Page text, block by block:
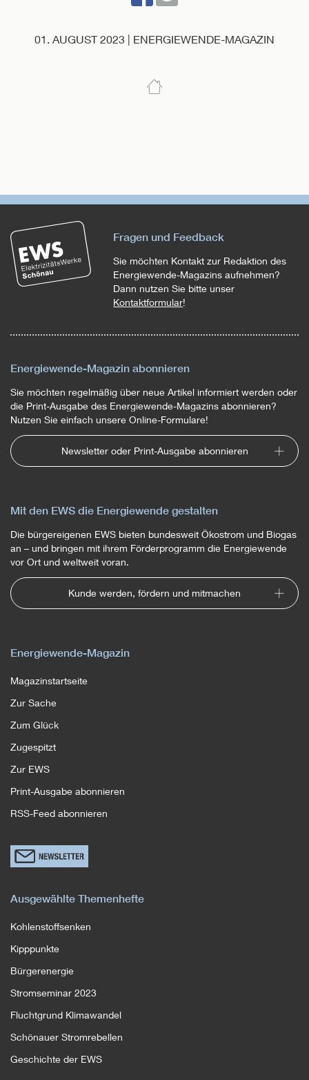
FACEBOOK
01. AUGUST 2023 | ENERGIEWENDE-MAGAZIN
Fragen und Feedback
Sie möchten Kontakt zur Redaktion des
Energiewende-Magazins aufnehmen?
Dann nutzen Sie bitte unser
Kontaktformular!
Energiewende-Magazin abonnieren
Sie möchten regelmäßig über neue Artikel informiert werden oder
die Print-Ausgabe des Energiewende-Magazins abonnieren?
Nutzen Sie einfach unsere Online-Formulare!
Newsletter oder Print-Ausgabe abonnieren
Mit den EWS die Energiewende gestalten
Die bürgereigenen EWS bieten bundesweit Ökostrom und Biogas
an – und bringen mit ihrem Förderprogramm die Energiewende
vor Ort und weltweit voran.
Kunde werden, fördern und mitmachen
Energiewende-Magazin
Magazinstartseite
Zur Sache
Zum Glück
Zugespitzt
Zur EWS
Print-Ausgabe abonnieren
RSS-Feed abonnieren
Link
Newsletterformular
Ausgewählte Themenhefte
Kohlenstoffsenken
Kipppunkte
Bürgerenergie
Stromseminar 2023
Fluchtgrund Klimawandel
Schönauer Stromrebellen
Geschichte der EWS